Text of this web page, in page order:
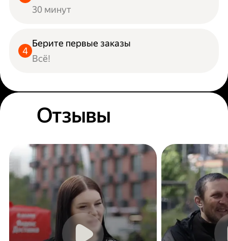
30 минут
Берите первые заказы
Всё!
Отзывы